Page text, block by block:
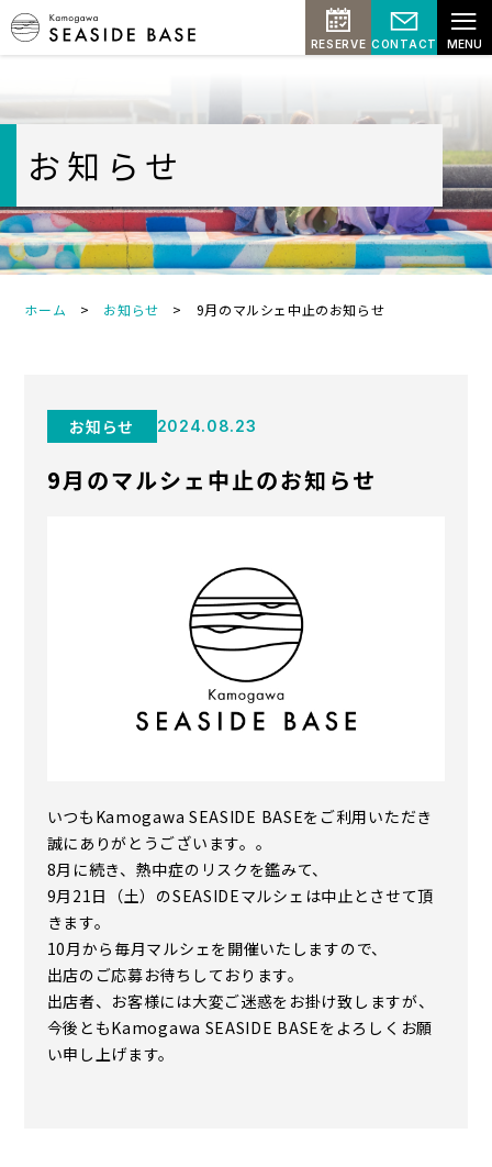
≡
MENU
RESERVE CONTACT
お知らせ
ホーム > お知らせ > 9月のマルシェ中止のお知らせ
お知らせ 2024.08.23
9月のマルシェ中止のお知らせ
いつもKamogawa SEASIDE BASEをご利用いただき
誠にありがとうございます。。
8月に続き、熱中症のリスクを鑑みて、
9月21日（土）のSEASIDEマルシェは中止とさせて頂
きます。
10月から毎月マルシェを開催いたしますので、
出店のご応募お待ちしております。
出店者、お客様には大変ご迷惑をお掛け致しますが、
今後ともKamogawa SEASIDE BASEをよろしくお願
い申し上げます。